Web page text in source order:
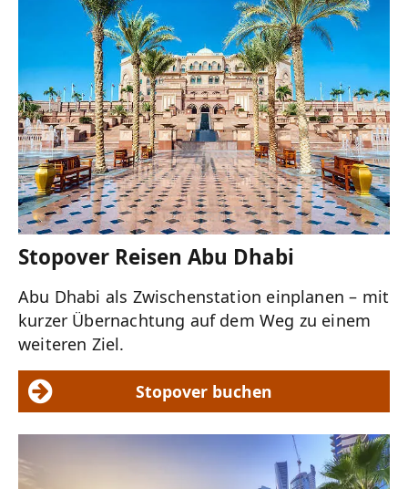
Stopover Reisen Abu Dhabi
Abu Dhabi als Zwischenstation einplanen – mit
kurzer Übernachtung auf dem Weg zu einem
weiteren Ziel.
Stopover buchen